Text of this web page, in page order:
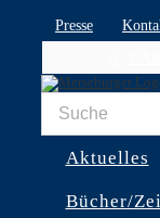
Presse
Aktuelles
Bücher/